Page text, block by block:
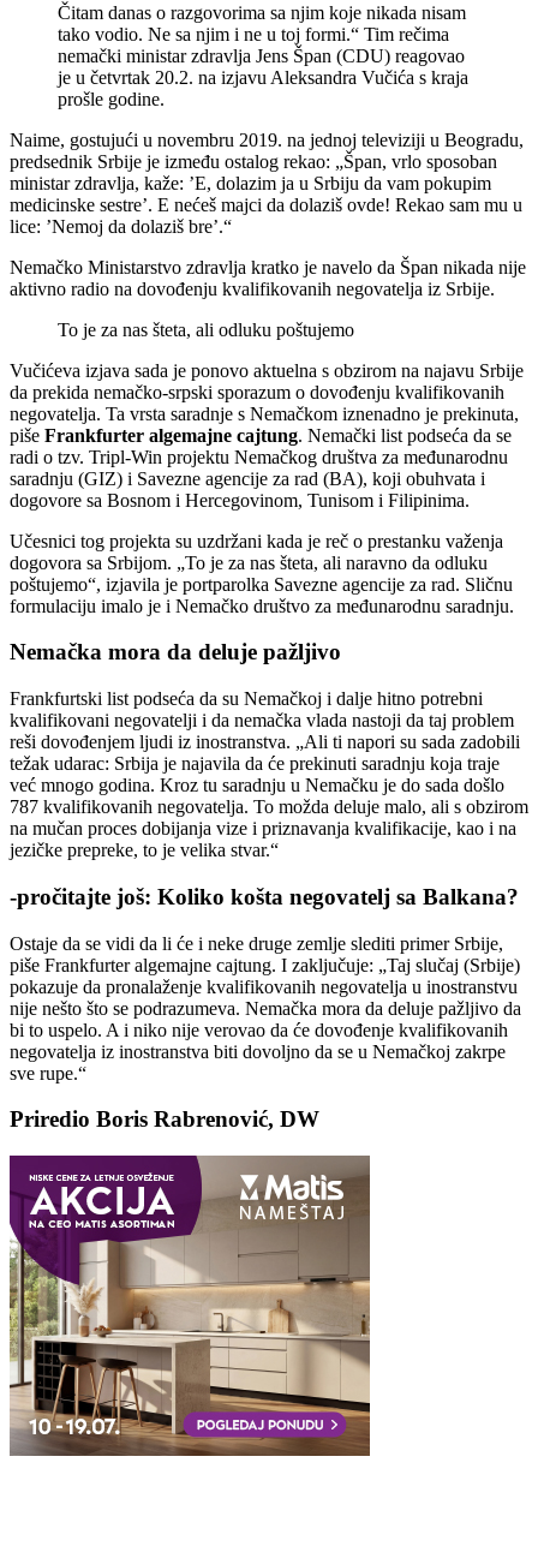
Čitam danas o razgovorima sa njim koje nikada nisam
tako vodio. Ne sa njim i ne u toj formi.“ Tim rečima
nemački ministar zdravlja Jens Špan (CDU) reagovao
je u četvrtak 20.2. na izjavu Aleksandra Vučića s kraja
prošle godine.
Naime, gostujući u novembru 2019. na jednoj televiziji u Beogradu,
predsednik Srbije je između ostalog rekao: „Špan, vrlo sposoban
ministar zdravlja, kaže: ’E, dolazim ja u Srbiju da vam pokupim
medicinske sestre’. E nećeš majci da dolaziš ovde! Rekao sam mu u
lice: ’Nemoj da dolaziš bre’.“
Nemačko Ministarstvo zdravlja kratko je navelo da Špan nikada nije
aktivno radio na dovođenju kvalifikovanih negovatelja iz Srbije.
To je za nas šteta, ali odluku poštujemo
Vučićeva izjava sada je ponovo aktuelna s obzirom na najavu Srbije
da prekida nemačko-srpski sporazum o dovođenju kvalifikovanih
negovatelja. Ta vrsta saradnje s Nemačkom iznenadno je prekinuta,
piše Frankfurter algemajne cajtung. Nemački list podseća da se
radi o tzv. Tripl-Win projektu Nemačkog društva za međunarodnu
saradnju (GIZ) i Savezne agencije za rad (BA), koji obuhvata i
dogovore sa Bosnom i Hercegovinom, Tunisom i Filipinima.
Učesnici tog projekta su uzdržani kada je reč o prestanku važenja
dogovora sa Srbijom. „To je za nas šteta, ali naravno da odluku
poštujemo“, izjavila je portparolka Savezne agencije za rad. Sličnu
formulaciju imalo je i Nemačko društvo za međunarodnu saradnju.
Nemačka mora da deluje pažljivo
Frankfurtski list podseća da su Nemačkoj i dalje hitno potrebni
kvalifikovani negovatelji i da nemačka vlada nastoji da taj problem
reši dovođenjem ljudi iz inostranstva. „Ali ti napori su sada zadobili
težak udarac: Srbija je najavila da će prekinuti saradnju koja traje
već mnogo godina. Kroz tu saradnju u Nemačku je do sada došlo
787 kvalifikovanih negovatelja. To možda deluje malo, ali s obzirom
na mučan proces dobijanja vize i priznavanja kvalifikacije, kao i na
jezičke prepreke, to je velika stvar.“
-pročitajte još: Koliko košta negovatelj sa Balkana?
Ostaje da se vidi da li će i neke druge zemlje slediti primer Srbije,
piše Frankfurter algemajne cajtung. I zaključuje: „Taj slučaj (Srbije)
pokazuje da pronalaženje kvalifikovanih negovatelja u inostranstvu
nije nešto što se podrazumeva. Nemačka mora da deluje pažljivo da
bi to uspelo. A i niko nije verovao da će dovođenje kvalifikovanih
negovatelja iz inostranstva biti dovoljno da se u Nemačkoj zakrpe
sve rupe.“
Priredio Boris Rabrenović, DW